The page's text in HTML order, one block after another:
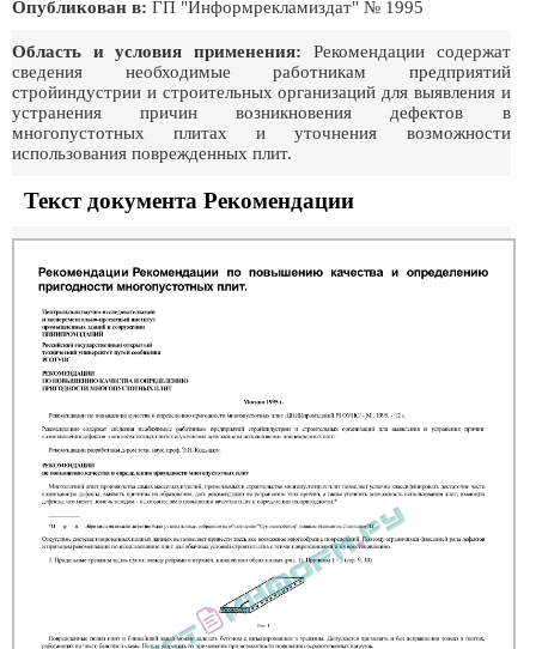
Опубликован в: ГП "Информрекламиздат" № 1995
Область и условия применения: Рекомендации содержат
сведения необходимые работникам предприятий
стройиндустрии и строительных организаций для выявления и
устранения причин возникновения дефектов в
многопустотных плитах и уточнения возможности
использования поврежденных плит.
Текст документа Рекомендации